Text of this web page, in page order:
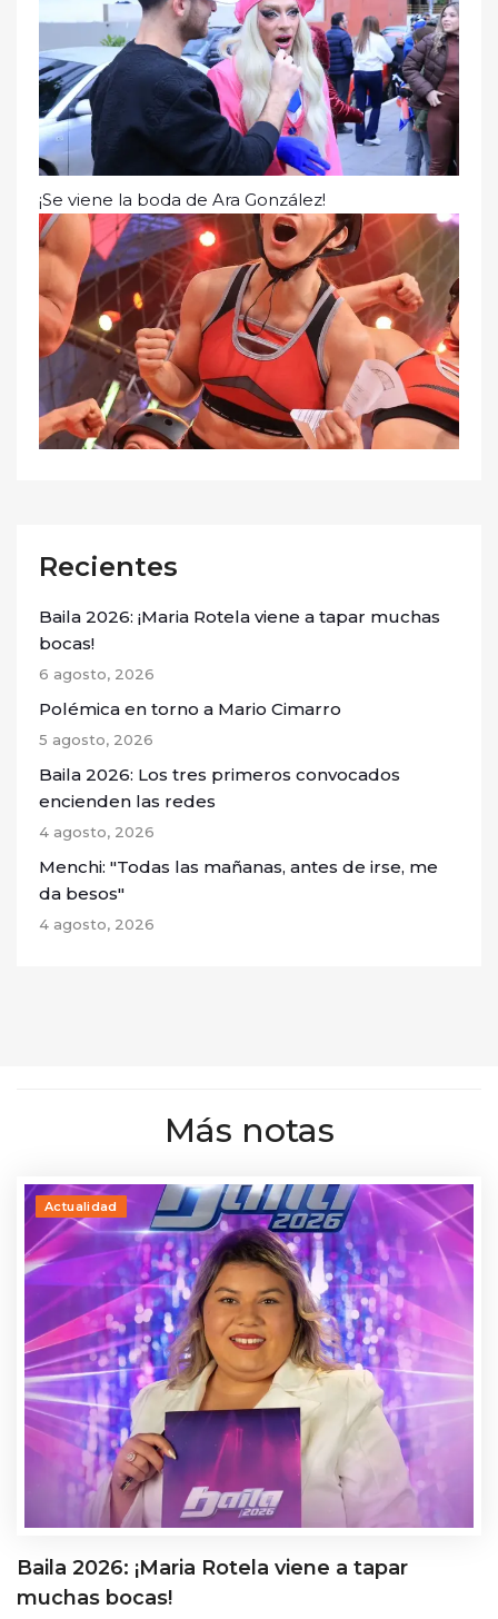
¡Se viene la boda de Ara González!
Recientes
Baila 2026: ¡Maria Rotela viene a tapar muchas
bocas!
6 agosto, 2026
Polémica en torno a Mario Cimarro
5 agosto, 2026
Baila 2026: Los tres primeros convocados
encienden las redes
4 agosto, 2026
Menchi: "Todas las mañanas, antes de irse, me
da besos"
4 agosto, 2026
Más notas
Actualidad
Baila 2026: ¡Maria Rotela viene a tapar
muchas bocas!